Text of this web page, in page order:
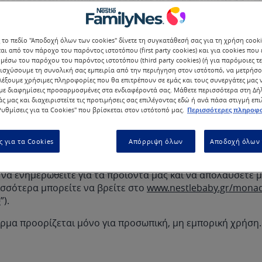
εμπειρία σας.
(εφεξής οι
για την πρόσβασή σας και τη χρήση αυτής της
και τη χρήση αυτής της Πλατφόρμας, συμφωνείτε ότι
Συμπληρωματικούς Όρους Χρήσης Goodnes Chat,
Tint, GetFeedback, οι οποίοι ενσωματώνονται μέσω
παρακαλούμε να μην χρησιμοποιήσετε αυτήν την
την πλατφόρμα
σας δίνει τη δυνατότητα να περιηγηθείτε, να λάβετε
ενημερωθείτε για τα προϊόντα μας και να απολαύσετε
μπορείτε να βρείτε στο www.nestlebaby.gr/
”).
προορίζεται μόνο για προσωπική, μη εμπορική χρήση.
το πεδίο "Αποδοχή όλων των cookies" δίνετε τη συγκατάθεσή σας για τη χρήση
από τον πάροχο του παρόντος ιστοτόπου (first party cookies) και για cookies που
του παρόχου του παρόντος ιστοτόπου (third party cookies) (ή για παρόμοιες
τη συνολική σας εμπειρία από την περιήγηση στον ιστότοπό, να
χρήσιμες πληροφορίες που θα επιτρέπουν σε εμάς και τους συνεργάτες μας
διαφημίσεις προσαρμοσμένες στα ενδιαφέροντά σας. Μάθετε περισσότερα στη
μας και διαχειριστείτε τις προτιμήσεις σας επιλέγοντας εδώ ή ανά πάσα στιγμή
για τα Cookies" που βρίσκεται στον ιστότοπό μας. Περισσότερες
για τα Cookies Απόρριψη όλων Αποδοχή όλων